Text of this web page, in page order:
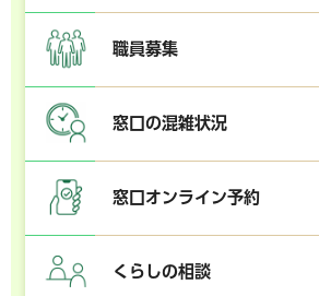
職員募集
窓口の混雑状況
窓口オンライン予約
くらしの相談